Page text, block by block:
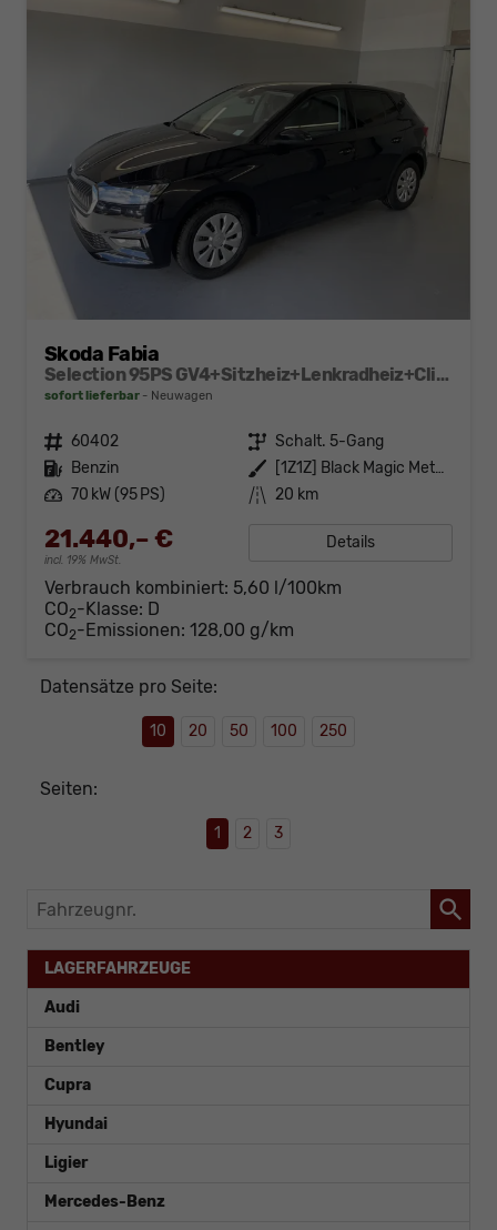
Skoda Fabia
Selection 95PS GV4+Sitzheiz+Lenkradheiz+Climatronic+Sunset+AppConnect+PDC
sofort lieferbar Neuwagen
Fahrzeugnr. 60402 Getriebe Schalt. 5-Gang
Kraftstoff Benzin Außenfarbe
[1Z1Z] Black Magic Metallic
Leistung 70 kW (95 PS) Kilometerstand 20 km
21.440,– €
incl. 19% MwSt.
Details
Verbrauch kombiniert: 5,60 l/100km
CO2-Klasse: D
CO2-Emissionen: 128,00 g/km
Datensätze pro Seite:
10 20 50 100 250
Seiten:
1 2 3
Fahrzeugnr.
LAGERFAHRZEUGE
Audi
Bentley
Cupra
Hyundai
Ligier
Mercedes-Benz